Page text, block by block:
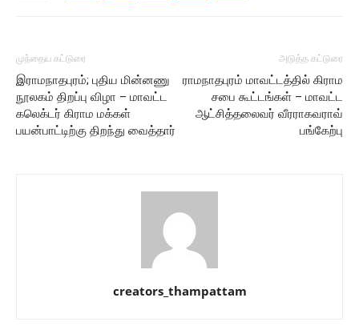
முந்தைய கட்டுரை
இராமநாதபுரம்; புதிய மின்னணு
நூலகம் திறப்பு விழா – மாவட்ட
கலெக்டர் கிராம மக்கள்
பயன்பாட்டிற்கு திறந்து வைத்தார்
அடுத்த கட்டுரை
ராமநாதபுரம் மாவட்டத்தில் கிராம
சபை கூட்டங்கள் – மாவட்ட
ஆட்சித்தலைவர் வீரராகவராவ்
பங்கேற்பு
creators_thampattam